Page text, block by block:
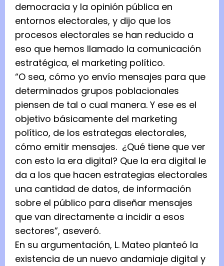
democracia y la opinión pública en
entornos electorales, y dijo que los
procesos electorales se han reducido a
eso que hemos llamado la comunicación
estratégica, el marketing político.
“O sea, cómo yo envío mensajes para que
determinados grupos poblacionales
piensen de tal o cual manera. Y ese es el
objetivo básicamente del marketing
político, de los estrategas electorales,
cómo emitir mensajes. ¿Qué tiene que ver
con esto la era digital? Que la era digital le
da a los que hacen estrategias electorales
una cantidad de datos, de información
sobre el público para diseñar mensajes
que van directamente a incidir a esos
sectores”, aseveró.
En su argumentación, L. Mateo planteó la
existencia de un nuevo andamiaje digital y